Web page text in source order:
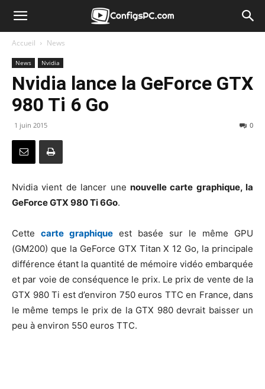
Accueil News
News Nvidia
Nvidia lance la GeForce GTX
980 Ti 6 Go
1 juin 2015 0
Nvidia vient de lancer une nouvelle carte graphique, la
GeForce GTX 980 Ti 6Go.
Cette carte graphique est basée sur le même GPU
(GM200) que la GeForce GTX Titan X 12 Go, la principale
différence étant la quantité de mémoire vidéo embarquée
et par voie de conséquence le prix. Le prix de vente de la
GTX 980 Ti est d’environ 750 euros TTC en France, dans
le même temps le prix de la GTX 980 devrait baisser un
peu à environ 550 euros TTC.